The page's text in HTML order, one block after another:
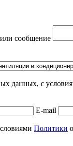
сообщение
данных, с
E-mail
Политики